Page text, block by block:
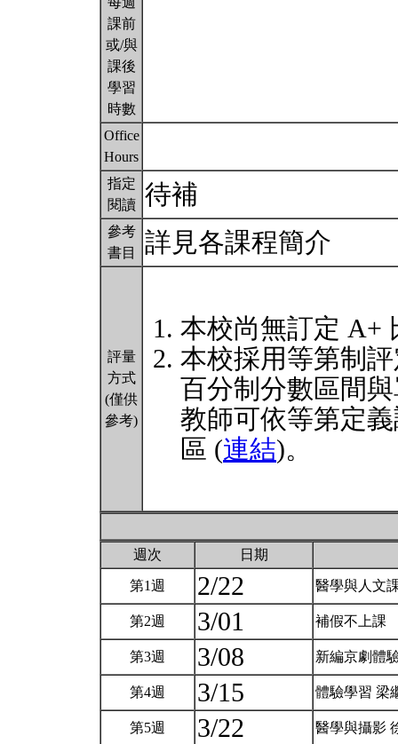
課前
或/與
課後
學習
時數
Office
Hours
指定
閱讀
待補
參考
書目
詳見各課程簡介
評量
方式
(僅供
參考)
本校尚無訂定 A+
本校採用等第制
百分制分數區間
教師可依等第定
區 (連結)。
週次 日期
第1週 2/22 醫學與人文
第2週 3/01 補假不上課
第3週 3/08 新編京劇體
第4週 3/15 體驗學習 梁
第5週 3/22 醫學與攝影